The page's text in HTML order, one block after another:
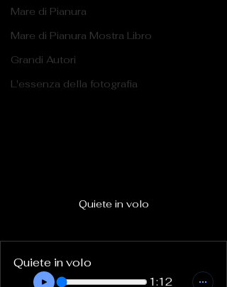
Mare di Pianura
Mare di Pianura Mostra Libro
Grandi Autori
L'essenza della fotografia
Quiete in volo
Quiete in volo
1:12